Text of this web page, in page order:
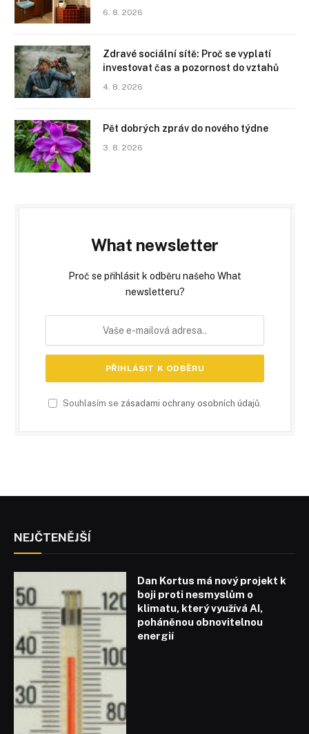
6. 8. 2026
Zdravé sociální sítě: Proč se vyplatí
investovat čas a pozornost do vztahů
4. 8. 2026
Pět dobrých zpráv do nového týdne
3. 8. 2026
What newsletter
Proč se přihlásit k odběru našeho What
newsletteru?
Souhlasím se zásadami ochrany osobních údajů.
NEJČTENĚJŠÍ
Dan Kortus má nový projekt k
boji proti nesmyslům o
klimatu, který využívá AI,
poháněnou obnovitelnou
energií